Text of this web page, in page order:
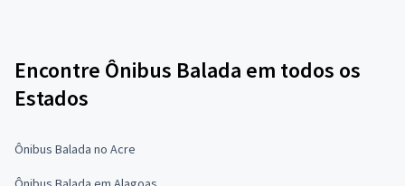
Encontre Ônibus Balada em todos os
Estados
Ônibus Balada no Acre